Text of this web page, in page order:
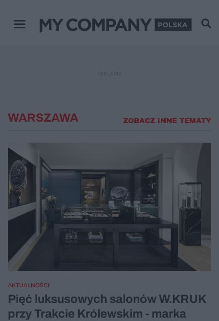
Menu główne
WARSZAWA ZOBACZ INNE TEMATY
AKTUALNOŚCI
Pięć luksusowych salonów W.KRUK
przy Trakcie Królewskim - marka